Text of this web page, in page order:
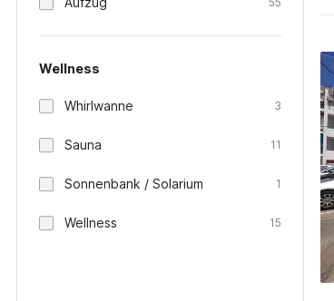
Wellness
Whirlwanne 3
Sauna 11
Sonnenbank / Solarium 1
Wellness 15